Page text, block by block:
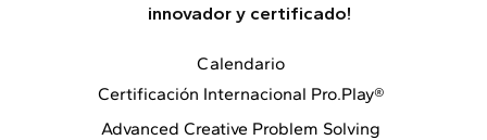
innovador y certificado!
Calendario
Certificación Internacional Pro.Play®
Advanced Creative Problem Solving